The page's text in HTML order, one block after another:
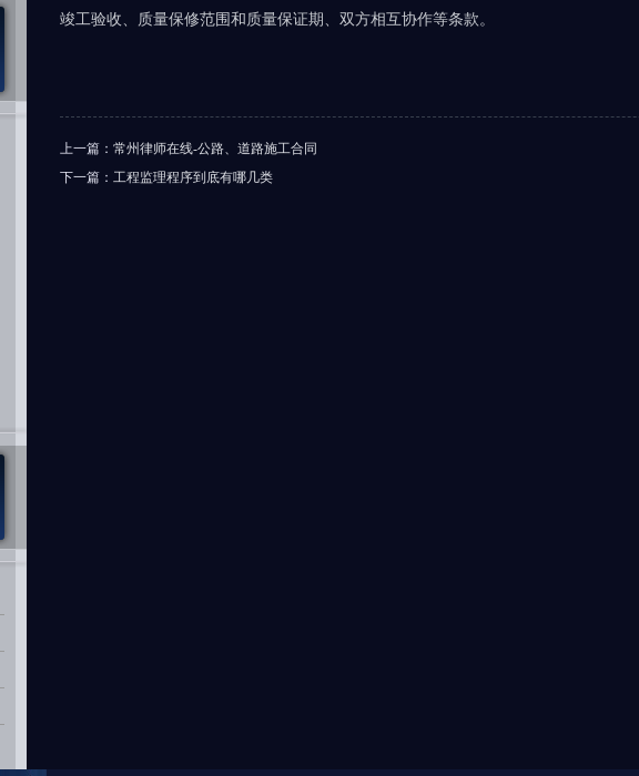
竣工验收、质量保修范围和质量保证期、双方相互协作等条款。
上一篇： 常州律师在线-公路、道路施工合同
下一篇： 工程监理程序到底有哪几类